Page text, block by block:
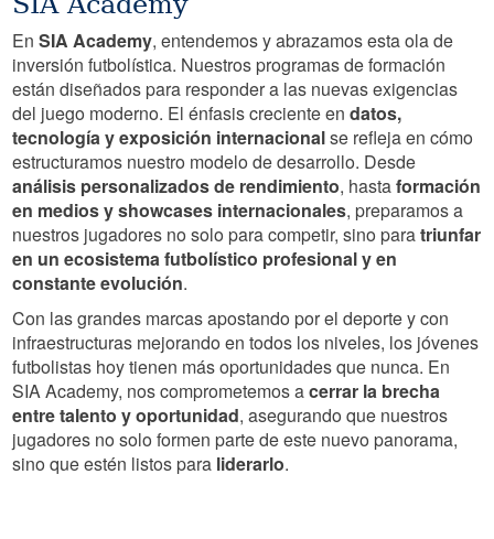
EnSIA Academy, entendemos y abrazamos esta ola de
inversión futbolística. Nuestros programas de formación
están diseñados para responder a las nuevas exigencias
del juego moderno. El énfasis creciente endatos,
tecnología y exposición internacionalse refleja en cómo
estructuramos nuestro modelo de desarrollo. Desde
análisis personalizados de rendimiento, hastaformación
en medios y showcases internacionales, preparamos a
nuestros jugadores no solo para competir, sino paratriunfar
en un ecosistema futbolístico profesional y en
constante evolución.
Con las grandes marcas apostando por el deporte y con
infraestructuras mejorando en todos los niveles, los jóvenes
futbolistas hoy tienen más oportunidades que nunca. En
SIA Academy, nos comprometemos acerrar la brecha
entre talento y oportunidad, asegurando que nuestros
jugadores no solo formen parte de este nuevo panorama,
sino que estén listos para liderarlo.